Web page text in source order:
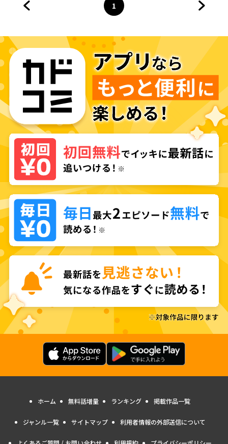
ページ
1
へ
ホーム 無料話増量 ランキング 掲載作品一覧
ジャンル一覧 サイトマップ 利用者情報の外部送信について